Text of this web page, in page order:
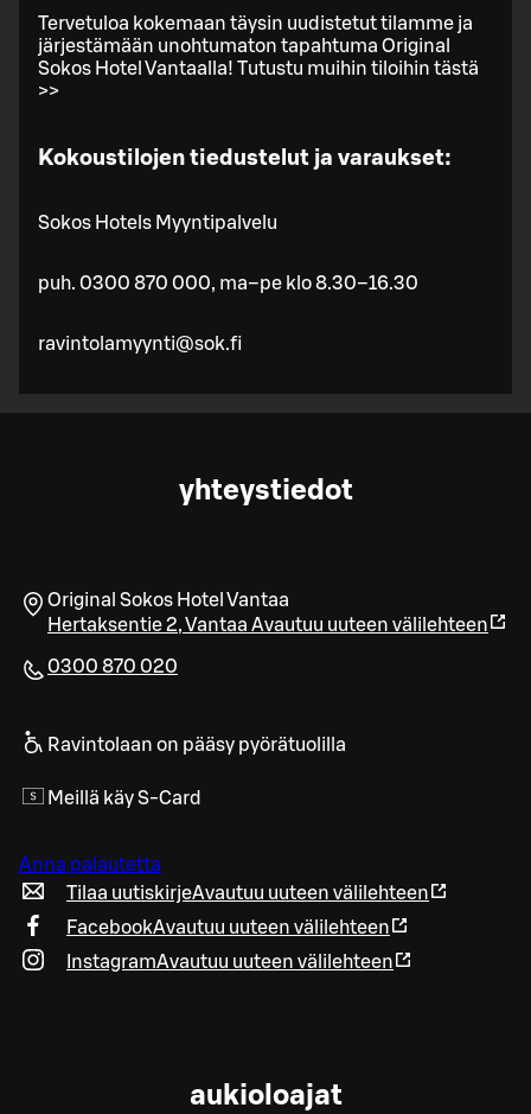
Tervetuloa kokemaan täysin uudistetut tilamme ja
järjestämään unohtumaton tapahtuma Original
Sokos Hotel Vantaalla! Tutustu muihin tiloihin tästä
>>
Kokoustilojen tiedustelut ja varaukset:
Sokos Hotels Myyntipalvelu
puh. 0300 870 000, ma–pe klo 8.30–16.30
ravintolamyynti@sok.fi
yhteystiedot
Original Sokos Hotel Vantaa
Hertaksentie 2,Vantaa Avautuu uuteen välilehteen
0300 870 020
Ravintolaan on pääsy pyörätuolilla
Meillä käy S-Card
Anna palautetta
Tilaa uutiskirjeAvautuu uuteen välilehteen
FacebookAvautuu uuteen välilehteen
InstagramAvautuu uuteen välilehteen
aukioloajat